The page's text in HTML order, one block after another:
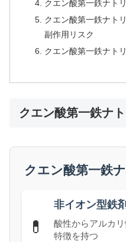
クエン酸第一鉄ナト
クエン酸第一鉄ナト
副作用リスク
クエン酸第一鉄ナト
クエン酸第一鉄ナ
クエン酸第一鉄
💊
非イオン型鉄剤
酸性からアルカ
特徴を持つ